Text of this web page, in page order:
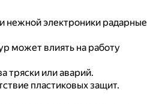
нежной электроники радарные
может влиять на работу
тряски или аварий.
пластиковых защит.